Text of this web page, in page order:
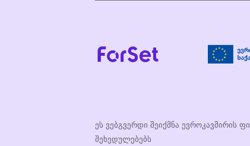
ეს ვებგვერდი შეიქმნა ევროკავშირის
შეხედულებებს